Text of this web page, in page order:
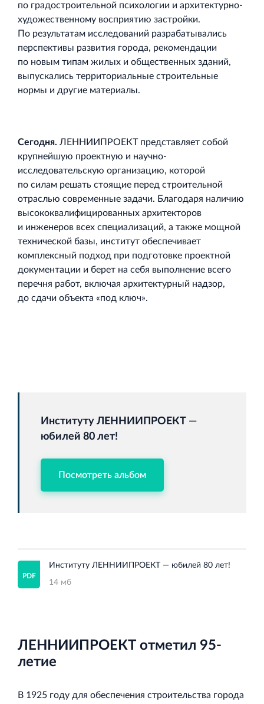
по градостроительной психологии и архитектурно‐
художественному восприятию застройки.
По результатам исследований разрабатывались
перспективы развития города, рекомендации
по новым типам жилых и общественных зданий,
выпускались территориальные строительные
нормы и другие материалы.
Сегодня. ЛЕННИИПРОЕКТ представляет собой
крупнейшую проектную и научно‐
исследовательскую организацию, которой
по силам решать стоящие перед строительной
отраслью современные задачи. Благодаря наличию
высококвалифицированных архитекторов
и инженеров всех специализаций, а также мощной
технической базы, институт обеспечивает
комплексный подход при подготовке проектной
документации и берет на себя выполнение всего
перечня работ, включая архитектурный надзор,
до сдачи объекта «под ключ».
Институту ЛЕННИИПРОЕКТ —
юбилей 80 лет!
Посмотреть альбом
Институту ЛЕННИИПРОЕКТ — юбилей 80 лет!
14 мб
ЛЕННИИПРОЕКТ отметил 95-
летие
В 1925 году для обеспечения строительства города